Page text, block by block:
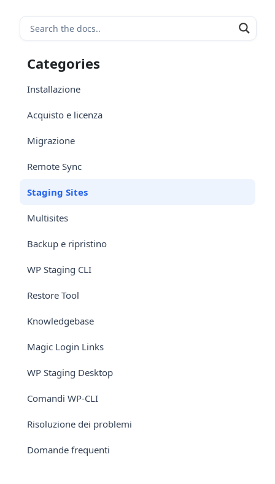
Categories
Installazione
Acquisto e licenza
Migrazione
Remote Sync
Staging Sites
Multisites
Backup e ripristino
WP Staging CLI
Restore Tool
Knowledgebase
Magic Login Links
WP Staging Desktop
Comandi WP-CLI
Risoluzione dei problemi
Domande frequenti